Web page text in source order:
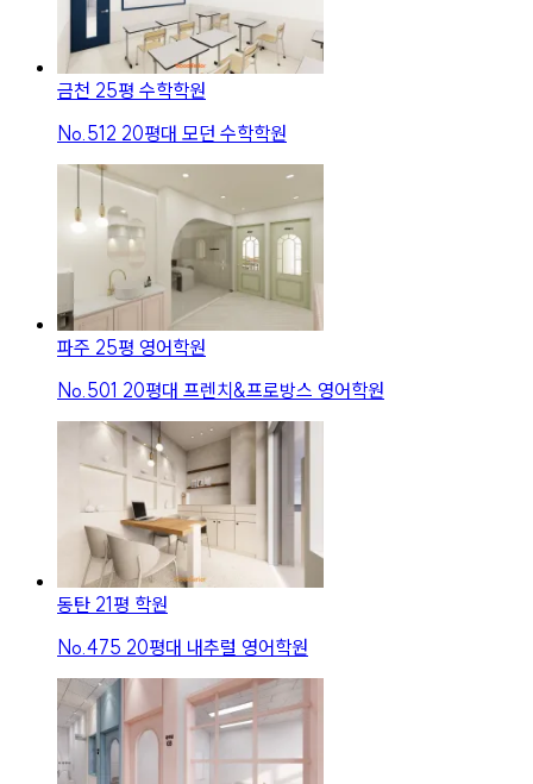
금천 25평 수학학원
No. 512 20평대 모던 수학학원
파주 25평 영어학원
No. 501 20평대 프렌치&프로방스 영어학원
동탄 21평 학원
No. 475 20평대 내추럴 영어학원